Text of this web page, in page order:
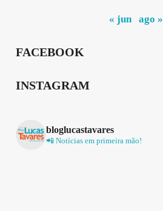
« jun ago »
FACEBOOK
INSTAGRAM
bloglucastavares
📲 Notícias em primeira mão!